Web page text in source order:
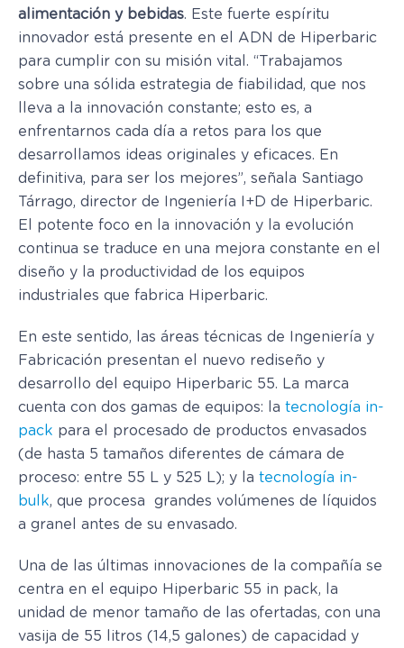
alimentación y bebidas. Este fuerte espíritu
innovador está presente en el ADN de Hiperbaric
para cumplir con su misión vital. “Trabajamos
sobre una sólida estrategia de fiabilidad, que nos
lleva a la innovación constante; esto es, a
enfrentarnos cada día a retos para los que
desarrollamos ideas originales y eficaces. En
definitiva, para ser los mejores”, señala Santiago
Tárrago, director de Ingeniería I+D de Hiperbaric.
El potente foco en la innovación y la evolución
continua se traduce en una mejora constante en el
diseño y la productividad de los equipos
industriales que fabrica Hiperbaric.
En este sentido, las áreas técnicas de Ingeniería y
Fabricación presentan el nuevo rediseño y
desarrollo del equipo Hiperbaric 55. La marca
cuenta con dos gamas de equipos: la tecnología in-
pack para el procesado de productos envasados
(de hasta 5 tamaños diferentes de cámara de
proceso: entre 55 L y 525 L); y la tecnología in-
bulk, que procesa grandes volúmenes de líquidos
a granel antes de su envasado.
Una de las últimas innovaciones de la compañía se
centra en el equipo Hiperbaric 55 in pack, la
unidad de menor tamaño de las ofertadas, con una
vasija de 55 litros (14,5 galones) de capacidad y